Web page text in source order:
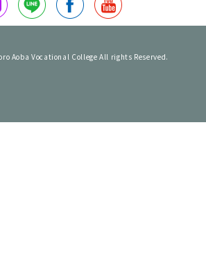
Aoba Vocational College All rights Reserved.